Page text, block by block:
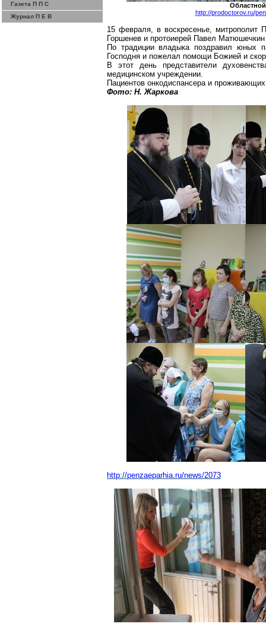
Газета П П С
Журнал П Е В
http://prodoctorov.ru/
15 февраля, в воскресенье, митрополит
Горшенев и протоиерей Павел Матюшечкин
По традиции владыка поздравил юных
Господня и пожелал помощи Божией и
В этот день представители
медицинском учреждении.
Пациентов онкодиспансера и
Фото: Н. Жаркова
http://penzaeparhia.ru/news/2073